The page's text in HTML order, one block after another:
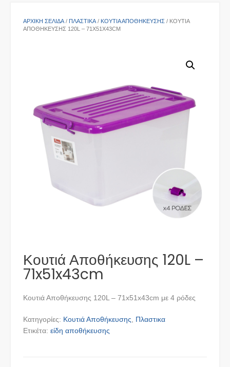
ΑΡΧΙΚΉ ΣΕΛΊΔΑ / ΠΛΑΣΤΙΚΑ / ΚΟΥΤΙΆ ΑΠΟΘΉΚΕΥΣΗΣ / ΚΟΥΤΙΆ
ΑΠΟΘΉΚΕΥΣΗΣ 120L – 71X51X43CM
Κουτιά Αποθήκευσης 120L –
71x51x43cm
Κουτιά Αποθήκευσης 120L – 71x51x43cm με 4 ρόδες
Κατηγορίες: Κουτιά Αποθήκευσης, Πλαστικα
Ετικέτα: είδη αποθήκευσης